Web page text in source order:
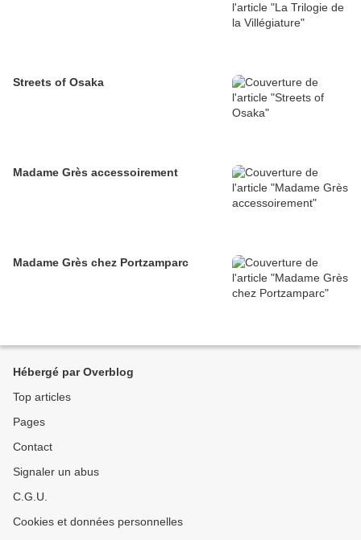
Streets of Osaka
Madame Grès accessoirement
Madame Grès chez Portzamparc
Hébergé par Overblog
Top articles
Pages
Contact
Signaler un abus
C.G.U.
Cookies et données personnelles